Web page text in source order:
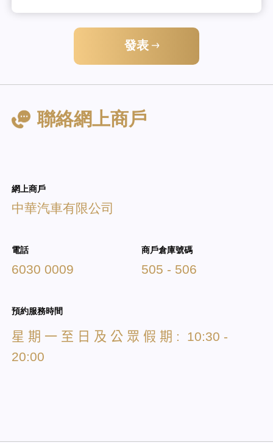
發表
聯絡網上商戶
網上商戶
中華汽車有限公司
電話
6030 0009
商戶倉庫號碼
505 - 506
預約服務時間
星 期 一 至 日 及 公 眾 假 期 : 10:30 -
20:00